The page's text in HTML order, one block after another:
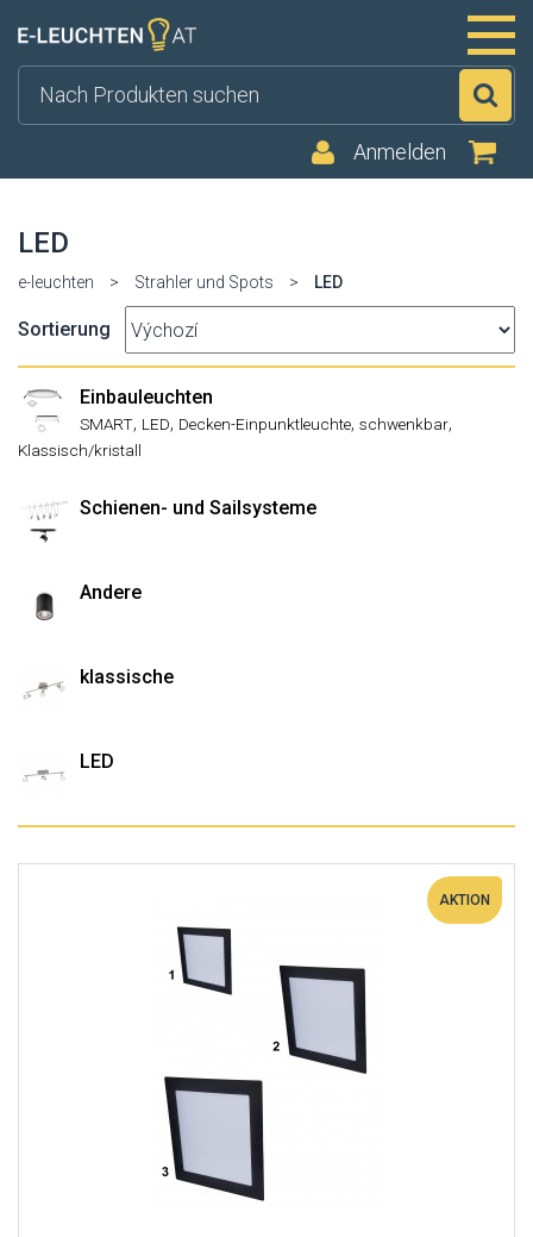
Anmelden
LED
e-leuchten > Strahler und Spots > LED
Sortierung
Einbauleuchten
SMART, LED, Decken-Einpunktleuchte, schwenkbar,
Klassisch/kristall
Schienen- und Sailsysteme
Andere
klassische
LED
AKTION